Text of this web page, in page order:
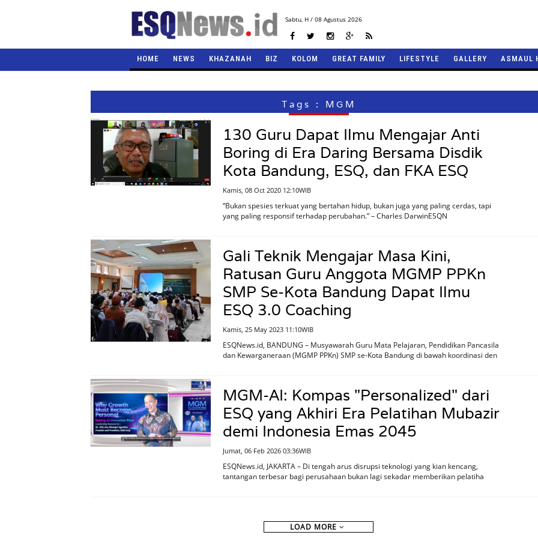
Sabtu,H / 08 Agustus 2026
HOME NEWS KHAZANAH BIZ KOLOM GREAT FAMILY LIFESTYLE GALLERY ASMAUL
Tags : MGM
130 Guru Dapat Ilmu Mengajar Anti
Boring di Era Daring Bersama Disdik
Kota Bandung, ESQ, dan FKA ESQ
Kamis, 08 Oct 2020 12:10WIB
“Bukan spesies terkuat yang bertahan hidup, bukan juga yang paling cerdas, tapi
yang paling responsif terhadap perubahan.” – Charles DarwinESQN
Gali Teknik Mengajar Masa Kini,
Ratusan Guru Anggota MGMP PPKn
SMP Se-Kota Bandung Dapat Ilmu
ESQ 3.0 Coaching
Kamis, 25 May 2023 11:10WIB
ESQNews.id, BANDUNG – Musyawarah Guru Mata Pelajaran, Pendidikan Pancasila
dan Kewarganeraan (MGMP PPKn) SMP se-Kota Bandung di bawah koordinasi den
MGM-AI: Kompas "Personalized" dari
ESQ yang Akhiri Era Pelatihan Mubazir
demi Indonesia Emas 2045
Jumat, 06 Feb 2026 03:36WIB
ESQNews.id, JAKARTA – Di tengah arus disrupsi teknologi yang kian kencang,
tantangan terbesar bagi perusahaan bukan lagi sekadar memberikan pelatiha
LOAD MORE